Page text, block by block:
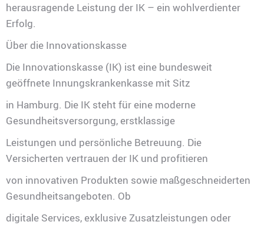
herausragende Leistung der IK – ein wohlverdienter
Erfolg.
Über die Innovationskasse
Die Innovationskasse (IK) ist eine bundesweit
geöffnete Innungskrankenkasse mit Sitz
in Hamburg. Die IK steht für eine moderne
Gesundheitsversorgung, erstklassige
Leistungen und persönliche Betreuung. Die
Versicherten vertrauen der IK und profitieren
von innovativen Produkten sowie maßgeschneiderten
Gesundheitsangeboten. Ob
digitale Services, exklusive Zusatzleistungen oder